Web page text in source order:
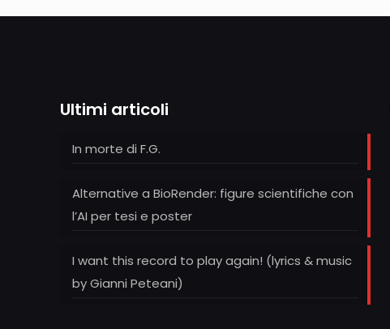
Ultimi articoli
In morte di F.G.
Alternative a BioRender: figure scientifiche con
l’AI per tesi e poster
I want this record to play again! (lyrics & music
by Gianni Peteani)